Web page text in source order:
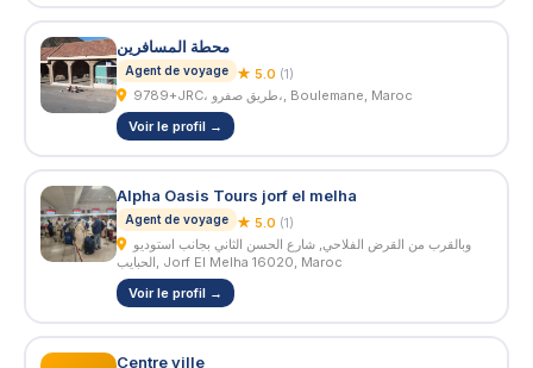
محطة المسافرين
Agent de voyage ★ 5.0 (1)
9789+JRC، طريق صفرو،, Boulemane, Maroc
Voir le profil →
Alpha Oasis Tours jorf el melha
Agent de voyage ★ 5.0 (1)
الحبايب, Jorf El Melha 16020, Maroc
Voir le profil →
Centre ville